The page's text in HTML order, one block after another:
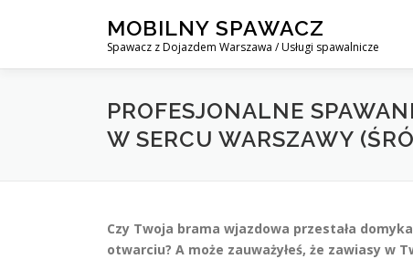
MOBILNY SPAWACZ
Spawacz z Dojazdem Warszawa / Usługi spawalnicze
PROFESJONALNE
W SERCU WARSZAWY
Czy Twoja brama wjazdowa przestała
otwarciu? A może zauważyłeś, że zawiasy w